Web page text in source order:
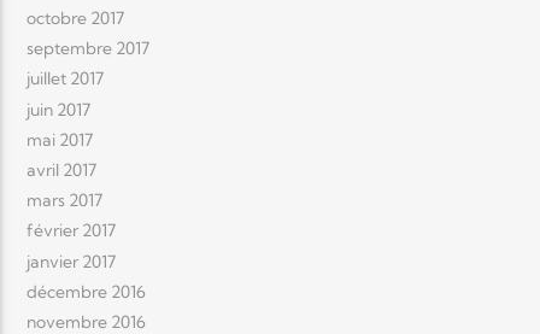
octobre 2017
septembre 2017
juillet 2017
juin 2017
mai 2017
avril 2017
mars 2017
février 2017
janvier 2017
décembre 2016
novembre 2016